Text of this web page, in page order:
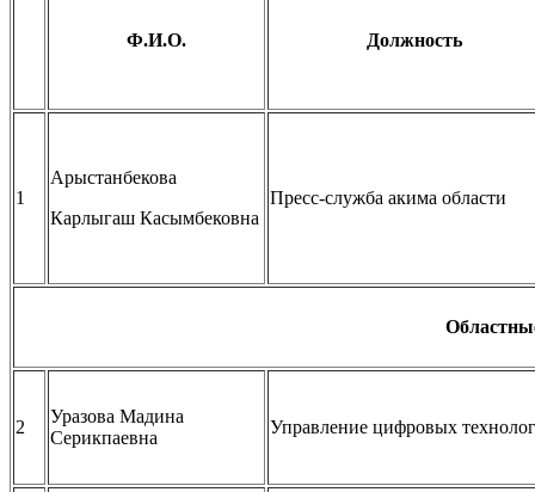
Ф.И.О. Должность
1
Арыстанбекова
Карлыгаш Касымбековна
Пресс-служба акима области
2
Уразова Мадина
Серикпаевна
Управление цифровых